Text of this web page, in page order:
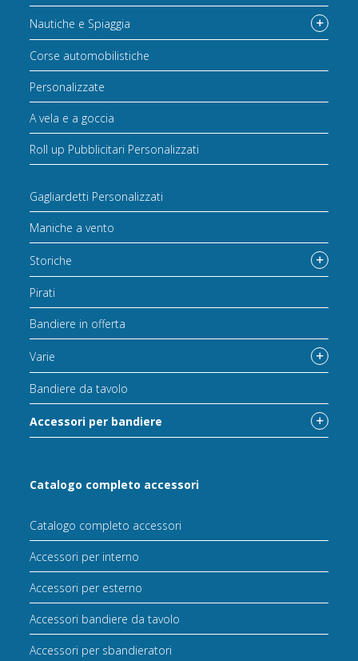
Nautiche e Spiaggia
Corse automobilistiche
Personalizzate
A vela e a goccia
Roll up Pubblicitari Personalizzati
Gagliardetti Personalizzati
Maniche a vento
Storiche
Pirati
Bandiere in offerta
Varie
Bandiere da tavolo
Accessori per bandiere
Catalogo completo accessori
Catalogo completo accessori
Accessori per interno
Accessori per esterno
Accessori bandiere da tavolo
Accessori per sbandieratori